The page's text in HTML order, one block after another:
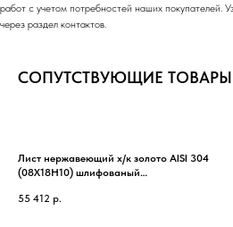
работ с учетом потребностей наших покупателей.
через раздел контактов.
СОПУТСТВУЮЩИЕ ТОВАРЫ
Лист нержавеющий х/к золото AISI 304
(08Х18Н10) шлифованый
55 412 р.